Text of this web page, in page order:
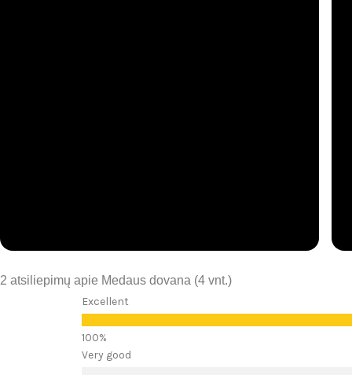
2 atsiliepimų apie Medaus dovana (4 vnt.)
Excellent
Very good